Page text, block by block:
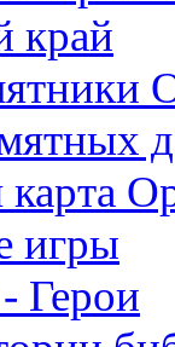
край
игры
Герои